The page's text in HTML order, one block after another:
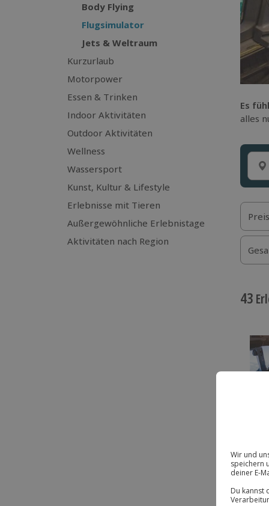
Body Flying
Flugsimulator
Jets & Weltraum
Kurzurlaub
Motorpower
Essen & Trinken
Indoor Aktivitäten
Outdoor Aktivitäten
Wellness
Wassersport
Kunst, Kultur & Lifestyle
Erlebnisse mit Tieren
Außergewöhnliche Erlebnistage
Aktivitäten nach Region
Es
alles
Preis
43